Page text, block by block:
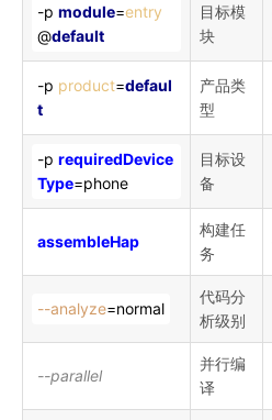
-p module=entry
@default
目标模
块
-p product=defaul
t
产品类
型
-p requiredDevice
Type=phone
目标设
备
assembleHap
构建任
务
--analyze=normal
代码分
析级别
--parallel
并行编
译